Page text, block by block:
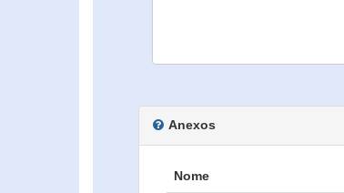
Anexos
Nome